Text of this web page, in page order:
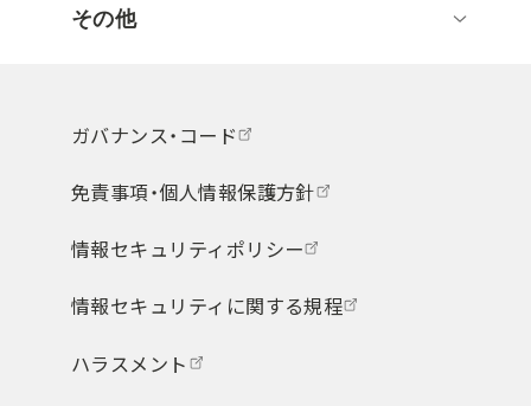
その他
ガバナンス・コード
免責事項・個人情報保護方針
情報セキュリティポリシー
情報セキュリティに関する規程
ハラスメント